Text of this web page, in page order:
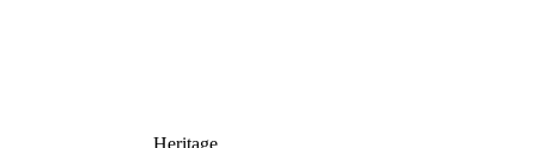
Heritage